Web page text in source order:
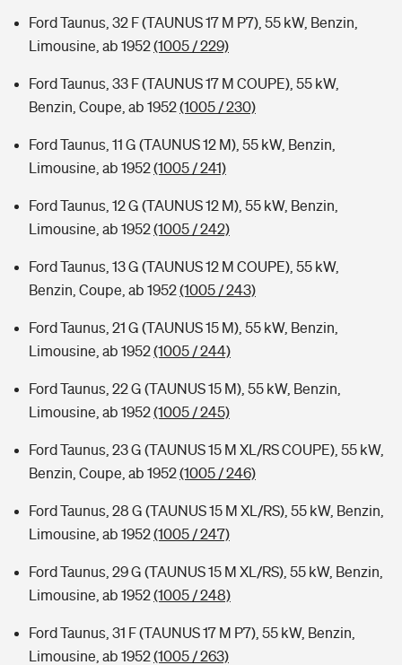
Ford Taunus, 32 F (TAUNUS 17 M P7), 55 kW, Benzin,
Limousine, ab 1952(1005 / 229)
Ford Taunus, 33 F (TAUNUS 17 M COUPE), 55 kW,
Benzin, Coupe, ab 1952(1005 / 230)
Ford Taunus, 11 G (TAUNUS 12 M), 55 kW, Benzin,
Limousine, ab 1952(1005 / 241)
Ford Taunus, 12 G (TAUNUS 12 M), 55 kW, Benzin,
Limousine, ab 1952(1005 / 242)
Ford Taunus, 13 G (TAUNUS 12 M COUPE), 55 kW,
Benzin, Coupe, ab 1952(1005 / 243)
Ford Taunus, 21 G (TAUNUS 15 M), 55 kW, Benzin,
Limousine, ab 1952(1005 / 244)
Ford Taunus, 22 G (TAUNUS 15 M), 55 kW, Benzin,
Limousine, ab 1952(1005 / 245)
Ford Taunus, 23 G (TAUNUS 15 M XL/RS COUPE), 55 kW,
Benzin, Coupe, ab 1952(1005 / 246)
Ford Taunus, 28 G (TAUNUS 15 M XL/RS), 55 kW, Benzin,
Limousine, ab 1952(1005 / 247)
Ford Taunus, 29 G (TAUNUS 15 M XL/RS), 55 kW, Benzin,
Limousine, ab 1952(1005 / 248)
Ford Taunus, 31 F (TAUNUS 17 M P7), 55 kW, Benzin,
Limousine, ab 1952(1005 / 263)